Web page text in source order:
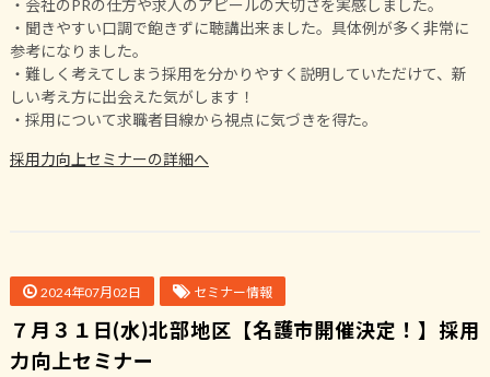
・会社のPRの仕方や求人のアピールの大切さを実感しました。
・聞きやすい口調で飽きずに聴講出来ました。具体例が多く非常に
参考になりました。
・難しく考えてしまう採用を分かりやすく説明していただけて、新
しい考え方に出会えた気がします！
・採用について求職者目線から視点に気づきを得た。
採用力向上セミナーの詳細へ
2024年07月02日 セミナー情報
７月３１日(水)北部地区【名護市開催決定！】採用
力向上セミナー